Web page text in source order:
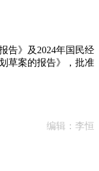
告》及2024年国民经
草案的报告》，批准
编辑：李恒